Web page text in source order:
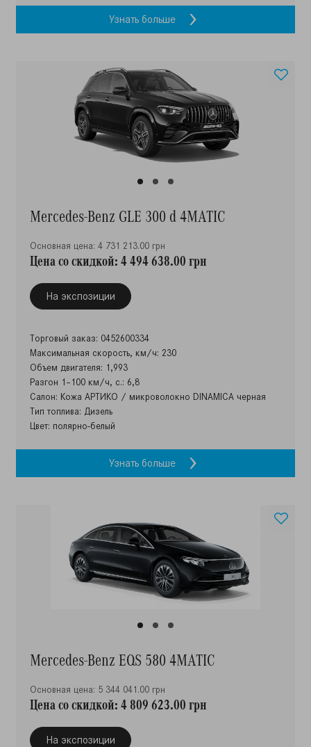
Узнать больше
Mercedes-Benz GLE 300 d 4MATIC
Основная цена: 4 731 213.00 грн
Цена со скидкой: 4 494 638.00 грн
На экспозиции
Торговый заказ: 0452600334
Максимальная скорость, км/ч: 230
Объем двигателя: 1,993
Разгон 1–100 км/ч, с.: 6,8
Салон: Кожа АРТИКО / микроволокно DINAMICA черная
Тип топлива: Дизель
Цвет: полярно-белый
Узнать больше
Mercedes-Benz EQS 580 4MATIC
Основная цена: 5 344 041.00 грн
Цена со скидкой: 4 809 623.00 грн
На экспозиции